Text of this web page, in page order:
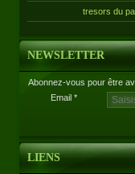
tresors du
NEWSLETTER
Abonnez-vous pour être
Email
LIENS